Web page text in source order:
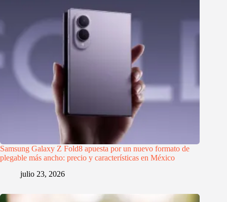
Samsung Galaxy Z Fold8 apuesta por un nuevo formato de
plegable más ancho: precio y características en México
julio 23, 2026